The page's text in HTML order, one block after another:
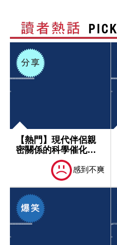
【熱門】現代伴侶親
密關係的科學催化：
銀髮族生理輔助...
感到不爽